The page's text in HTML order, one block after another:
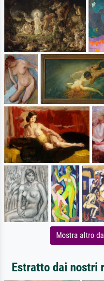
Mostra altro
Estratto dai nostri